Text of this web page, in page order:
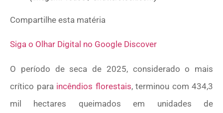
Compartilhe esta matéria
Siga o Olhar Digital no Google Discover
O período de seca de 2025, considerado o mais
crítico para incêndios florestais, terminou com 434,3
mil hectares queimados em unidades de